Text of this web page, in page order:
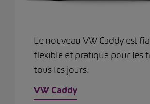
Le nouveau VW Caddy est
flexible et pratique pour les
tous les jours.
VW Caddy